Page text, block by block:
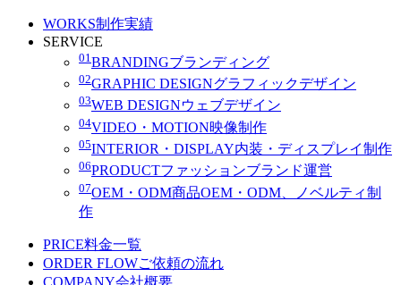
WORKS制作実績
SERVICE
01 BRANDINGブランディング
02GRAPHIC DESIGNグラフィックデザイン
03WEB DESIGNウェブデザイン
04VIDEO・MOTION映像制作
05INTERIOR・DISPLAY内装・ディスプレイ制作
06PRODUCTファッションブランド運営
07OEM・ODM商品OEM・ODM、ノベルティ制
作
PRICE料金一覧
ORDER FLOWご依頼の流れ
COMPANY会社概要